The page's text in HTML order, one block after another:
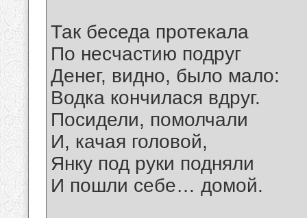
Так беседа протекала
По несчастию подруг
Денег, видно, было мало:
Водка кончилася вдруг.
Посидели, помолчали
И, качая головой,
Янку под руки подняли
И пошли себе… домой.